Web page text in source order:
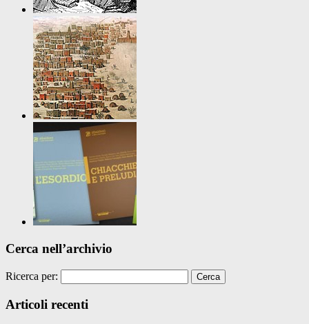
Cerca nell’archivio
Ricerca per:
Articoli recenti